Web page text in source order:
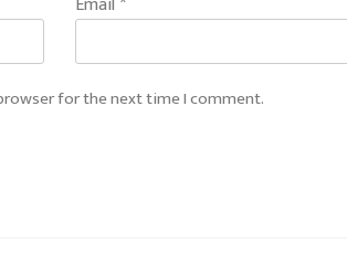
for the next time I comment.